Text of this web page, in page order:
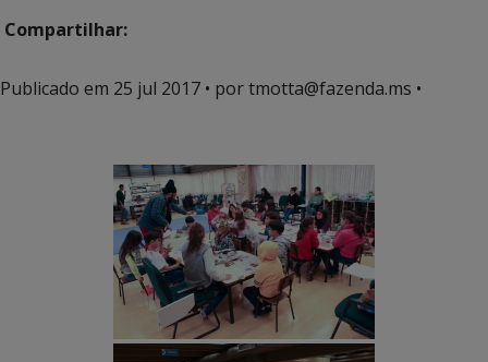
Compartilhar:
Publicado em 25 jul 2017 • por tmotta@fazenda.ms •